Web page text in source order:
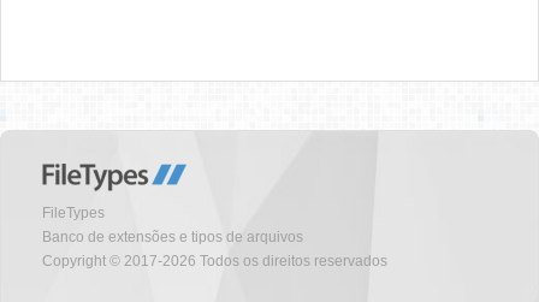
FileTypes
Banco de extensões e tipos de arquivos
Copyright © 2017-2026 Todos os direitos reservados